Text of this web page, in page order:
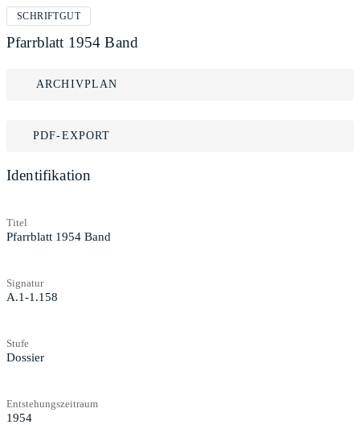
SCHRIFTGUT
Pfarrblatt 1954 Band
ARCHIVPLAN
PDF-EXPORT
Identifikation
Titel
Pfarrblatt 1954 Band
Signatur
A.1-1.158
Stufe
Dossier
Entstehungszeitraum
1954